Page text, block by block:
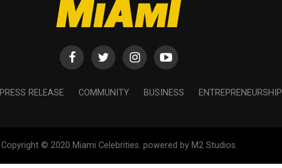
PRESS RELEASE COMMUNITY BUSINESS ENTREPRENEURSHIP
Copyright © 2020 Miami Celebrities. powered by M2 Studios.